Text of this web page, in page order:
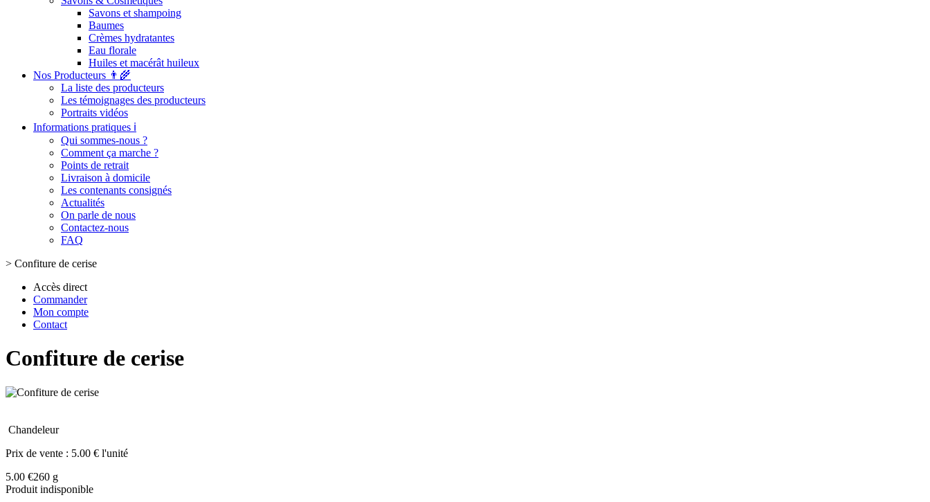
Savons et shampoing
Baumes
Crèmes hydratantes
Eau florale
Huiles et macérât huileux
Nos Producteurs 👨‍🌾
La liste des producteurs
Les témoignages des producteurs
Portraits vidéos
Informations pratiques ℹ️
Qui sommes-nous ?
Comment ça marche ?
Points de retrait
Livraison à domicile
Les contenants consignés
Actualités
On parle de nous
Contactez-nous
FAQ
> Confiture de cerise
Accès direct
Commander
Mon compte
Contact
Confiture de cerise
Chandeleur
Prix de vente : 5.00 € l'unité
5.00 €260 g
Produit indisponible